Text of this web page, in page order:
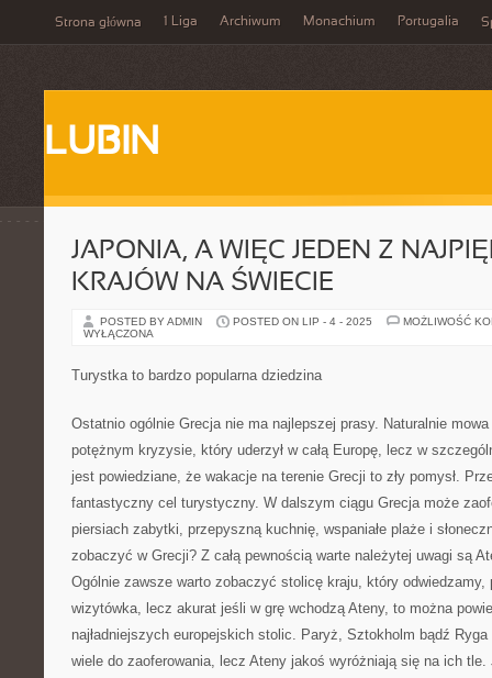
Strona główna 1 Liga Archiwum Monachium Portugalia
LUBIN
JAPONIA, A WIĘC JEDEN Z
KRAJÓW NA ŚWIECIE
POSTED BY ADMIN POSTED ON LIP - 4 - 2025
MOŻLIWOŚĆ
WYŁĄCZONA
Turystka to bardzo popularna dziedzina
Ostatnio ogólnie Grecja nie ma najlepszej prasy. Naturalnie
potężnym kryzysie, który uderzył w całą Europę, lecz w
jest powiedziane, że wakacje na terenie Grecji to zły pomysł.
fantastyczny cel turystyczny. W dalszym ciągu Grecja może
piersiach zabytki, przepyszną kuchnię, wspaniałe plaże i
zobaczyć w Grecji? Z całą pewnością warte należytej uwagi są
Ogólnie zawsze warto zobaczyć stolicę kraju, który odwiedzamy,
wizytówka, lecz akurat jeśli w grę wchodzą Ateny, to można
najładniejszych europejskich stolic. Paryż, Sztokholm bądź
wiele do zaoferowania, lecz Ateny jakoś wyróżniają się na ich